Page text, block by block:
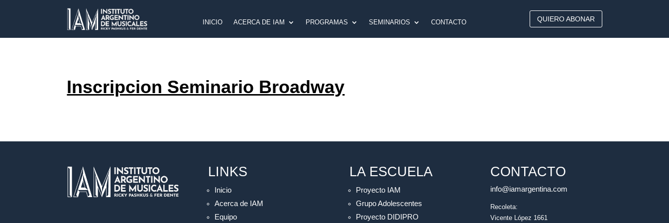
INICIO ACERCA DE IAM PROGRAMAS SEMINARIOS CONTACTO QUIERO ABONAR
Inscripcion Seminario Broadway
LINKS
Inicio
Acerca de IAM
Equipo
LA ESCUELA
Proyecto IAM
Grupo Adolescentes
Proyecto DIDIPRO
CONTACTO
info@iamargentina.com
Recoleta:
Vicente López 1661